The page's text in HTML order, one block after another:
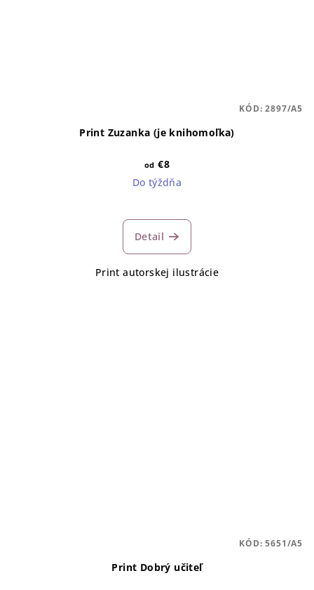
Print Zuzanka (je knihomoľka)
od €8
Do týždňa
Detail
Print autorskej ilustrácie
KÓD:2897/A5
Print Dobrý učiteľ
KÓD:5651/A5